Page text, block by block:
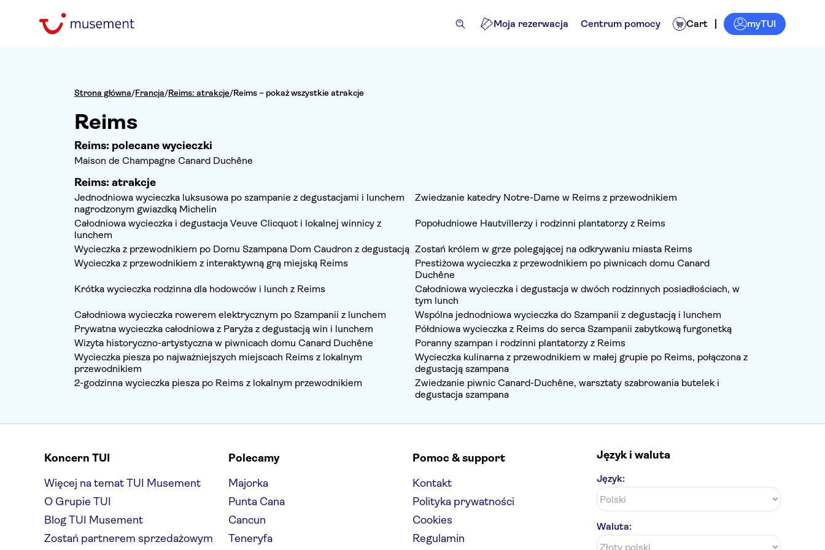
Moja rezerwacja Centrum pomocy Cart myTUI
Strona główna/Francja/Reims: atrakcje/Reims – pokaż wszystkie atrakcje
Reims
Reims: polecane wycieczki
Maison de Champagne Canard Duchêne
Reims: atrakcje
Jednodniowa wycieczka luksusowa po szampanie z degustacjami i lunchem
nagrodzonym gwiazdką Michelin
Zwiedzanie katedry Notre-Dame w Reims z przewodnikiem
Całodniowa wycieczka i degustacja Veuve Clicquot i lokalnej winnicy z
lunchem
Popołudniowe Hautvillerzy i rodzinni plantatorzy z Reims
Wycieczka z przewodnikiem po Domu Szampana Dom Caudron z degustacją Zostań królem w grze polegającej na odkrywaniu miasta Reims
Wycieczka z przewodnikiem z interaktywną grą miejską Reims
Prestiżowa wycieczka z przewodnikiem po piwnicach domu Canard
Duchêne
Krótka wycieczka rodzinna dla hodowców i lunch z Reims
Całodniowa wycieczka i degustacja w dwóch rodzinnych posiadłościach, w
tym lunch
Całodniowa wycieczka rowerem elektrycznym po Szampanii z lunchem
Wspólna jednodniowa wycieczka do Szampanii z degustacją i lunchem
Prywatna wycieczka całodniowa z Paryża z degustacją win i lunchem
Półdniowa wycieczka z Reims do serca Szampanii zabytkową furgonetką
Wizyta historyczno-artystyczna w piwnicach domu Canard Duchêne
Poranny szampan i rodzinni plantatorzy z Reims
Wycieczka piesza po najważniejszych miejscach Reims z lokalnym
przewodnikiem
Wycieczka kulinarna z przewodnikiem w małej grupie po Reims, połączona z
degustacją szampana
2-godzinna wycieczka piesza po Reims z lokalnym przewodnikiem
Zwiedzanie piwnic Canard-Duchêne, warsztaty szabrowania butelek i
degustacja szampana
Koncern TUI
Więcej na temat TUI Musement
O Grupie TUI
Blog TUI Musement
Zostań partnerem sprzedażowym
Polecamy
Majorka
Punta Cana
Cancun
Teneryfa
Pomoc & support
Kontakt
Polityka prywatności
Cookies
Regulamin
Język i waluta
Język:
Waluta: